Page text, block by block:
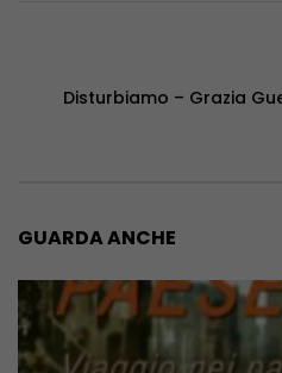
Disturbiamo – Grazia
GUARDA ANCHE